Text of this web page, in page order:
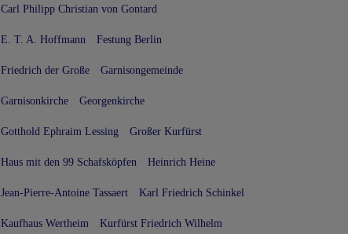
Carl Philipp Christian von Gontard
E. T. A. Hoffmann Festung Berlin
Friedrich der Große Garnisongemeinde
Garnisonkirche Georgenkirche
Gotthold Ephraim Lessing Großer Kurfürst
Haus mit den 99 Schafsköpfen Heinrich Heine
Jean-Pierre-Antoine Tassaert Karl Friedrich Schinkel
Kaufhaus Wertheim Kurfürst Friedrich Wilhelm